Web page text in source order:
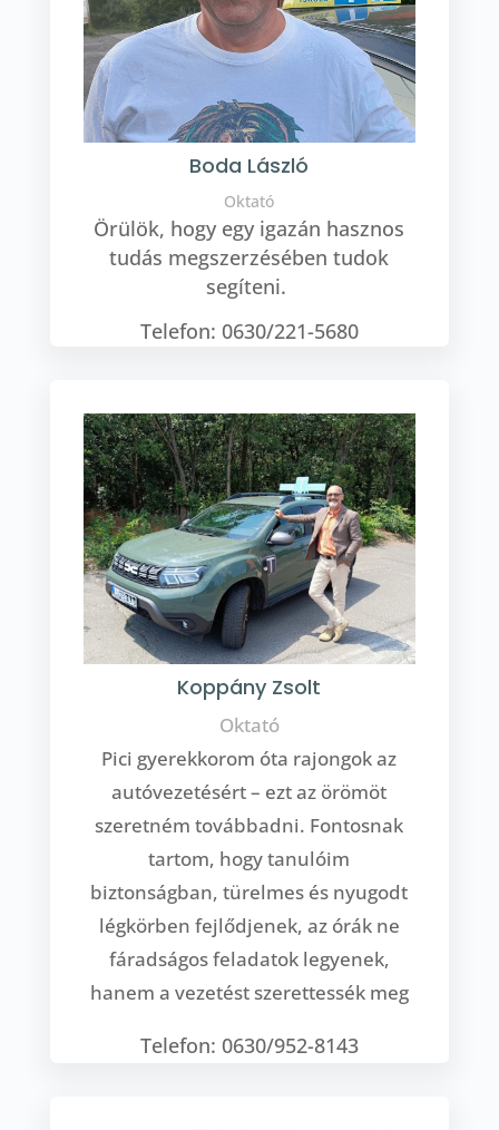
Boda László
Oktató
Örülök, hogy egy igazán hasznos
tudás megszerzésében tudok
segíteni.
Telefon: 0630/221-5680
Koppány Zsolt
Oktató
Pici gyerekkorom óta rajongok az
autóvezetésért – ezt az örömöt
szeretném továbbadni. Fontosnak
tartom, hogy tanulóim
biztonságban, türelmes és nyugodt
légkörben fejlődjenek, az órák ne
fáradságos feladatok legyenek,
hanem a vezetést szerettessék meg
Telefon: 0630/952-8143